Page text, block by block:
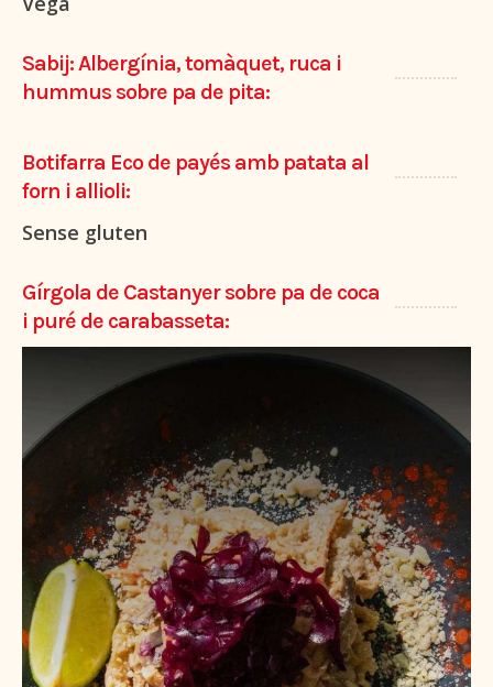
Sabij: Albergínia, tomàquet, ruca i
hummus sobre pa de pita:
Botifarra Eco de payés amb patata al
forn i allioli:
Sense gluten
Gírgola de Castanyer sobre pa de coca
i puré de carabasseta: